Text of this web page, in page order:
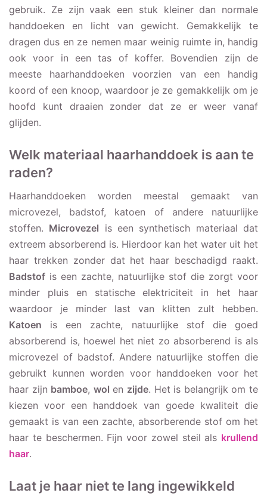
gebruik. Ze zijn vaak een stuk kleiner dan normale
handdoeken en licht van gewicht. Gemakkelijk te
dragen dus en ze nemen maar weinig ruimte in, handig
ook voor in een tas of koffer. Bovendien zijn de
meeste haarhanddoeken voorzien van een handig
koord of een knoop, waardoor je ze gemakkelijk om je
hoofd kunt draaien zonder dat ze er weer vanaf
glijden.
Welk materiaal haarhanddoek is aan te
raden?
Haarhanddoeken worden meestal gemaakt van
microvezel, badstof, katoen of andere natuurlijke
stoffen. Microvezel is een synthetisch materiaal dat
extreem absorberend is. Hierdoor kan het water uit het
haar trekken zonder dat het haar beschadigd raakt.
Badstof is een zachte, natuurlijke stof die zorgt voor
minder pluis en statische elektriciteit in het haar
waardoor je minder last van klitten zult hebben.
Katoen is een zachte, natuurlijke stof die goed
absorberend is, hoewel het niet zo absorberend is als
microvezel of badstof. Andere natuurlijke stoffen die
gebruikt kunnen worden voor handdoeken voor het
haar zijn bamboe, wol en zijde. Het is belangrijk om te
kiezen voor een handdoek van goede kwaliteit die
gemaakt is van een zachte, absorberende stof om het
haar te beschermen. Fijn voor zowel steil als krullend
haar.
Laat je haar niet te lang ingewikkeld